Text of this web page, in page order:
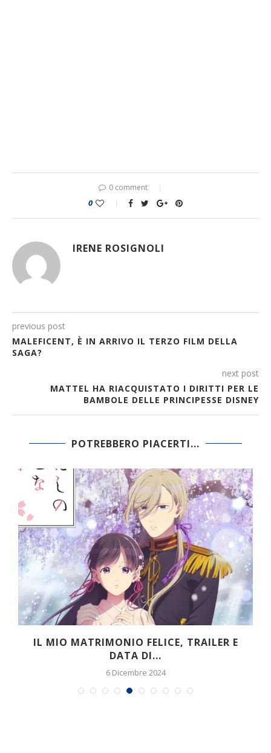
0 comment
0
IRENE ROSIGNOLI
previous post
MALEFICENT, È IN ARRIVO IL TERZO FILM DELLA
SAGA?
next post
MATTEL HA RIACQUISTATO I DIRITTI PER LE
BAMBOLE DELLE PRINCIPESSE DISNEY
POTREBBERO PIACERTI...
IL MIO MATRIMONIO FELICE, TRAILER E
DATA DI...
6 Dicembre 2024